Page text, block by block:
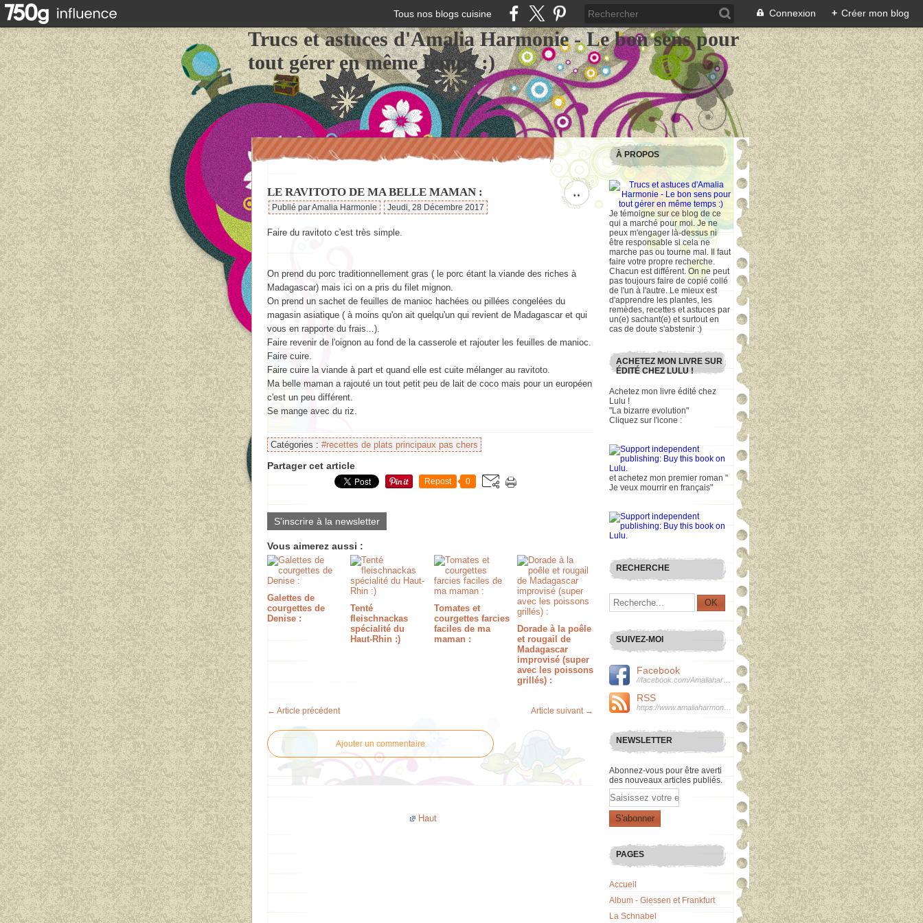
Tous nos blogs cuisine Connexion + Créer mon blog
Trucs et astuces d'Amalia Harmonie - Le bon sens pour
tout gérer en même temps :)
…
LE RAVITOTO DE MA BELLE MAMAN :
Publié par Amalia Harmonie Jeudi, 28 Décembre 2017
Faire du ravitoto c'est très simple.
On prend du porc traditionnellement gras ( le porc étant la viande des riches à
Madagascar) mais ici on a pris du filet mignon.
On prend un sachet de feuilles de manioc hachées ou pillées congelées du
magasin asiatique ( à moins qu'on ait quelqu'un qui revient de Madagascar et qui
vous en rapporte du frais...).
Faire revenir de l'oignon au fond de la casserole et rajouter les feuilles de manioc.
Faire cuire.
Faire cuire la viande à part et quand elle est cuite mélanger au ravitoto.
Ma belle maman a rajouté un tout petit peu de lait de coco mais pour un européen
c'est un peu différent.
Se mange avec du riz.
Catégories : #recettes de plats principaux pas chers
Partager cet article
Repost 0
S'inscrire à la newsletter
Vous aimerez aussi :
Galettes de
courgettes de
Denise :
Tenté
fleischnackas
spécialité du
Haut-Rhin :)
Tomates et
courgettes farcies
faciles de ma
maman :
Dorade à la poêle
et rougail de
Madagascar
improvisé (super
avec les poissons
grillés) :
← Article précédent Article suivant →
Ajouter un commentaire
Haut
À PROPOS
Je témoigne sur ce blog de ce
qui a marché pour moi. Je ne
peux m'engager là-dessus ni
être responsable si cela ne
marche pas ou tourne mal. Il faut
faire votre propre recherche.
Chacun est différent. On ne peut
pas toujours faire de copié collé
de l'un à l'autre. Le mieux est
d'apprendre les plantes, les
remèdes, recettes et astuces par
un(e) sachant(e) et surtout en
cas de doute s'abstenir :)
ACHETEZ MON LIVRE SUR
ÉDITÉ CHEZ LULU !
Achetez mon livre édité chez
Lulu !
"La bizarre evolution"
Cliquez sur l'icone :
et achetez mon premier roman "
Je veux mourrir en français"
RECHERCHE
SUIVEZ-MOI
Facebook
RSS
NEWSLETTER
Abonnez-vous pour être averti
des nouveaux articles publiés.
Email
PAGES
Accueil
Album - Giessen et Frankfurt
La Schnabel